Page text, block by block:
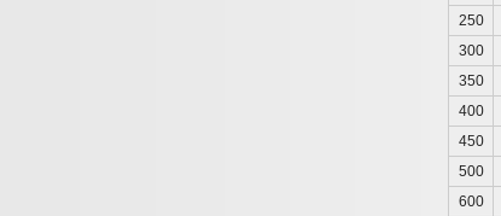
250
300
350
400
450
500
600